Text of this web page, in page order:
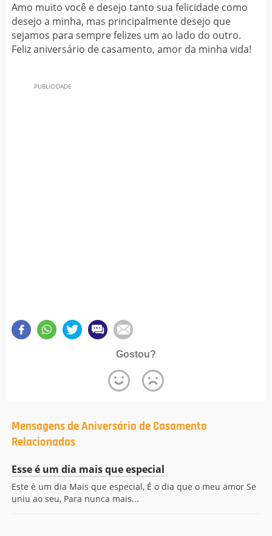
Amo muito você e desejo tanto sua felicidade como
desejo a minha, mas principalmente desejo que
sejamos para sempre felizes um ao lado do outro.
Feliz aniversário de casamento, amor da minha vida!
Gostou?
Mensagens de Aniversário de Casamento
Relacionadas
Esse é um dia mais que especial
Este é um dia Mais que especial, É o dia que o meu amor Se
uniu ao seu, Para nunca mais...